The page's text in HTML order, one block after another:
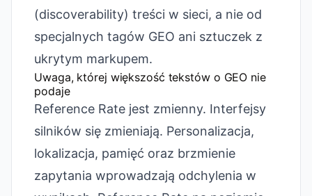
(discoverability) treści w sieci, a nie od
specjalnych tagów GEO ani sztuczek z
ukrytym markupem.
Uwaga, której większość tekstów o GEO nie
podaje
Reference Rate jest zmienny. Interfejsy
silników się zmieniają. Personalizacja,
lokalizacja, pamięć oraz brzmienie
zapytania wprowadzają odchylenia w